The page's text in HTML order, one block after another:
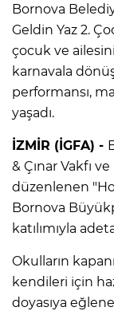
Bornova
Geldin Yaz 2.
çocuk ve
karnavala
performansı,
yaşadı.
İZMİR (İGFA) -
& Çınar Vakfı
düzenlenen
Bornova
katılımıyla
Okulların
kendileri için
doyasıya